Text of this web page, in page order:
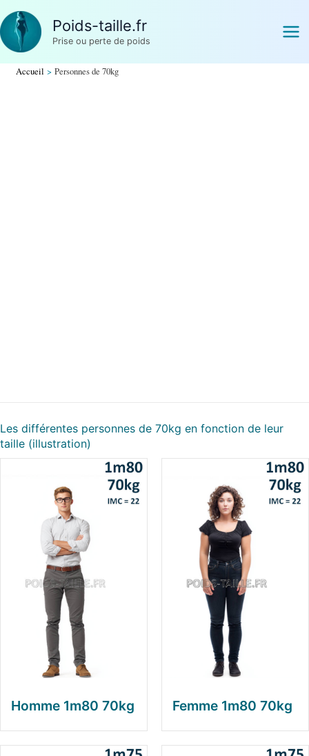
Aller
au
contenu
Poids-taille.fr
Prise ou perte de poids
Accueil Personnes de 70kg
Les différentes personnes de 70kg en fonction de leur
taille (illustration)
Homme 1m80 70kg Femme 1m80 70kg